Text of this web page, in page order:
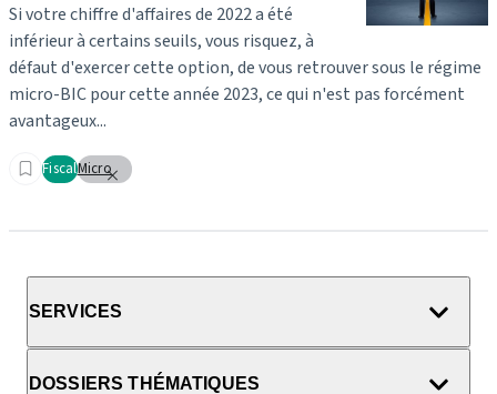
Si votre chiffre d'affaires de 2022 a été
inférieur à certains seuils, vous risquez, à
défaut d'exercer cette option, de vous retrouver sous le régime
micro-BIC pour cette année 2023, ce qui n'est pas forcément
avantageux...
FiscalMicro
SERVICES
DOSSIERS THÉMATIQUES